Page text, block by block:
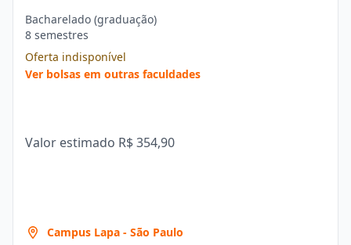
Bacharelado (graduação)
8 semestres
Oferta indisponível
Ver bolsas em outras faculdades
Valor estimado R$ 354,90
Campus Lapa - São Paulo